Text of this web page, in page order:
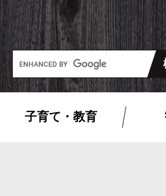
G
o
o
子育て・教育